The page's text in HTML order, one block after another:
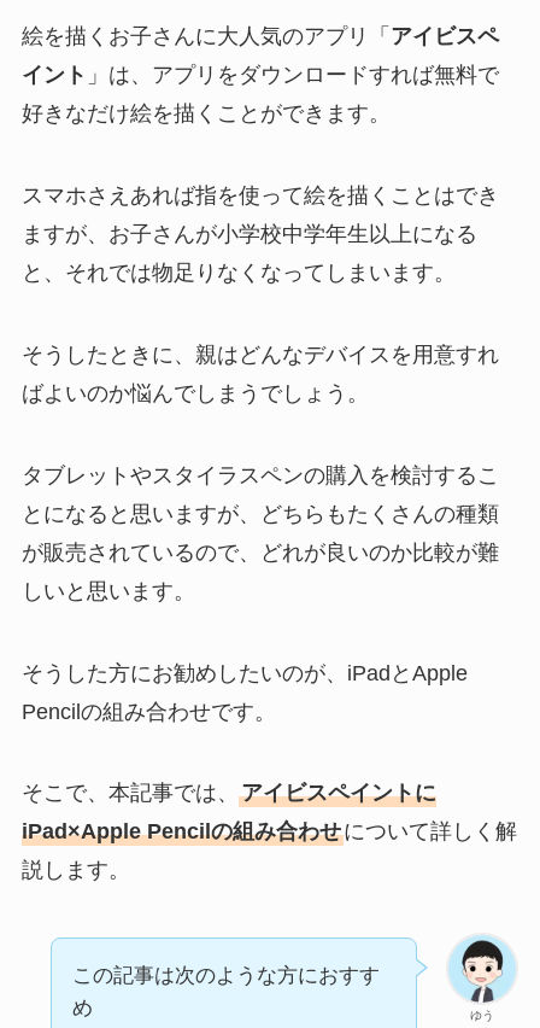
絵を描くお子さんに大人気のアプリ「 アイビスペ
イント 」は、アプリをダウンロードすれば無料で
好きなだけ絵を描くことができます。
スマホさえあれば指を使って絵を描くことはでき
ますが、お子さんが小学校中学年生以上になる
と、それでは物足りなくなってしまいます。
そうしたときに、親はどんなデバイスを用意すれ
ばよいのか悩んでしまうでしょう。
タブレットやスタイラスペンの購入を検討するこ
とになると思いますが、どちらもたくさんの種類
が販売されているので、どれが良いのか比較が難
しいと思います。
そうした方にお勧めしたいのが、iPadとApple
Pencilの組み合わせです。
そこで、本記事では、 アイビスペイントに
iPad×Apple Pencilの組み合わせについて詳しく解
説します。
ゆう
この記事は次のような方におすす
め